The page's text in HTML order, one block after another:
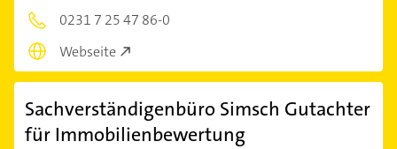
0231 7 25 47 86-0
Webseite
Sachverständigenbüro Simsch Gutachter
für Immobilienbewertung